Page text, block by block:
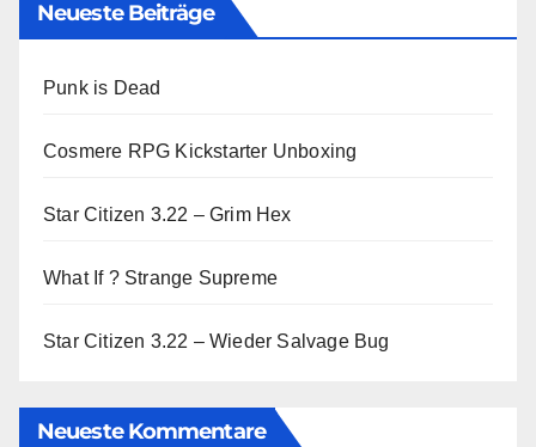
Neueste Beiträge
Punk is Dead
Cosmere RPG Kickstarter Unboxing
Star Citizen 3.22 – Grim Hex
What If ? Strange Supreme
Star Citizen 3.22 – Wieder Salvage Bug
Neueste Kommentare